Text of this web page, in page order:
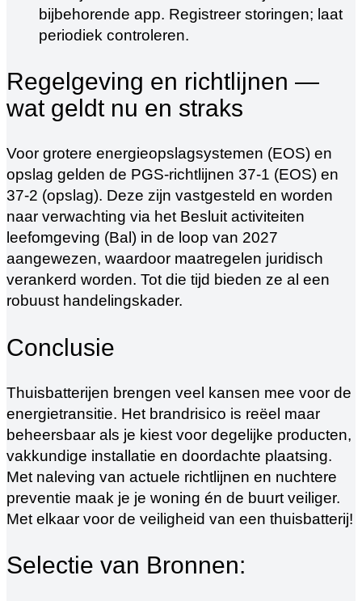
bijbehorende app. Registreer storingen; laat
periodiek controleren.
Regelgeving en richtlijnen —
wat geldt nu en straks
Voor grotere energieopslagsystemen (EOS) en
opslag gelden de PGS‑richtlijnen 37‑1 (EOS) en
37‑2 (opslag). Deze zijn vastgesteld en worden
naar verwachting via het Besluit activiteiten
leefomgeving (Bal) in de loop van 2027
aangewezen, waardoor maatregelen juridisch
verankerd worden. Tot die tijd bieden ze al een
robuust handelingskader.
Conclusie
Thuisbatterijen brengen veel kansen mee voor de
energietransitie. Het brandrisico is reëel maar
beheersbaar als je kiest voor degelijke producten,
vakkundige installatie en doordachte plaatsing.
Met naleving van actuele richtlijnen en nuchtere
preventie maak je je woning én de buurt veiliger.
Met elkaar voor de veiligheid van een thuisbatterij!
Selectie van Bronnen: